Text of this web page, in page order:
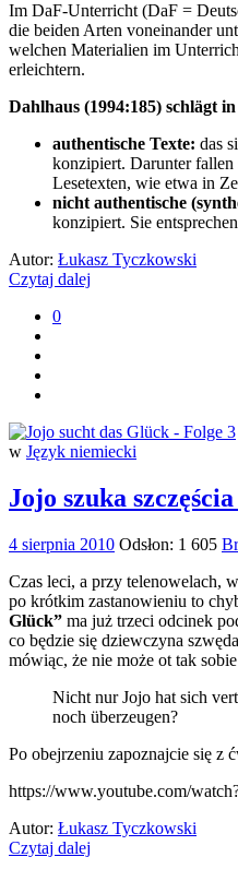
Im DaF-Unterricht (DaF =
die beiden Arten voneinander
welchen Materialien im
erleichtern.
Dahlhaus (1994:185) schlägt
authentische Texte: das
konzipiert. Darunter fallen
Lesetexten, wie etwa in
nicht authentische
konzipiert. Sie
Autor: Łukasz Tyczkowski
Czytaj dalej
0
w Język niemiecki
Jojo szuka
4 sierpnia 2010 Odsłon: 1 605
Czas leci, a przy telenowelach,
po krótkim zastanowieniu to
Glück” ma już trzeci odcinek
co będzie się dziewczyna
mówiąc, że nie może ot tak
Nicht nur Jojo hat sich
noch überzeugen?
Po obejrzeniu zapoznajcie się z
https://www.youtube.com/
Autor: Łukasz Tyczkowski
Czytaj dalej